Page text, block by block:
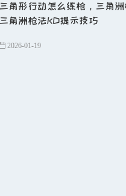
三角形行动怎么练枪，三角
三角洲枪法KD提示技巧
2026-01-19